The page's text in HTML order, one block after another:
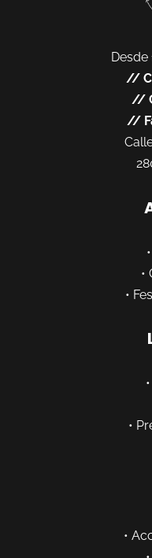
Desde
//
//
//
•
•
•
•
•
•